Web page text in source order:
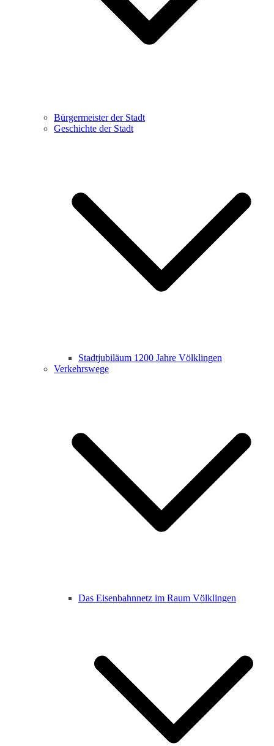
Bürgermeister der Stadt
Geschichte der Stadt
Stadtjubiläum 1200 Jahre Völklingen
Verkehrswege
Das Eisenbahnnetz im Raum Völklingen